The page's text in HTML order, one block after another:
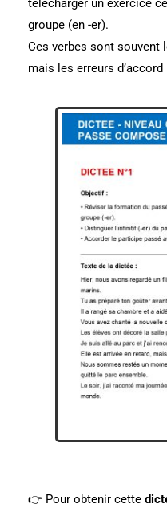
télécharger un exercice
groupe (en -er).
Ces verbes sont souvent
mais les erreurs
👉 Pour obtenir cette